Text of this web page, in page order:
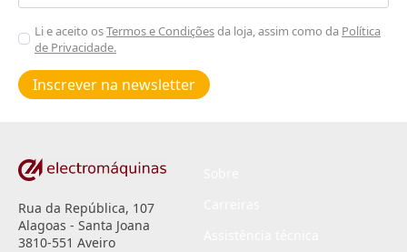
Aceitar
Poiticas
de
privacidade
Li e aceito osTermos e Condiçõesda loja, assim como da Política
de Privacidade.
Inscrever na newsletter
Rua da República, 107
Alagoas - Santa Joana
3810-551 Aveiro